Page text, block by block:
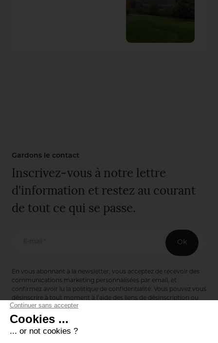
Gardons le contact
Inscrivez-vous à notre lettre
d'information et restez au courant
de tout ce qui se passe.
E-mail * Ok
En vous abonnant à la newsletter, vous acceptez de recevoir des
communications marketing personnalisées par email, et
confirmez avoir lu la politique de confidentialité. Vous pouvez vous
désinscrire à tout moment à l’aide des liens de désinscription ou
en nous contactant via notre formulaire de contact :
Editions de Bionnay